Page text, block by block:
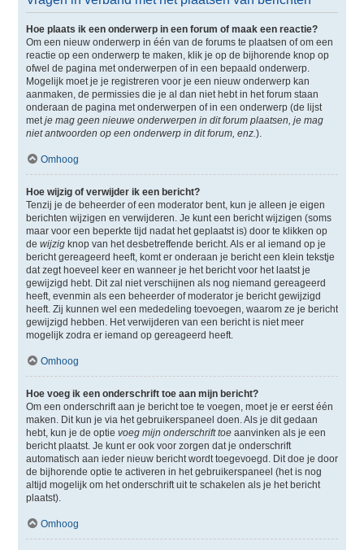
Hoe plaats ik een onderwerp in een forum of maak een reactie?
Om een nieuw onderwerp in één van de forums te plaatsen of om een
reactie op een onderwerp te maken, klik je op de bijhorende knop op
ofwel de pagina met onderwerpen of in een bepaald onderwerp.
Mogelijk moet je je registreren voor je een nieuw onderwerp kan
aanmaken, de permissies die je al dan niet hebt in het forum staan
onderaan de pagina met onderwerpen of in een onderwerp (de lijst
metje mag geen nieuwe onderwerpen in dit forum plaatsen, je mag
niet antwoorden op een onderwerp in dit forum, enz.).
Omhoog
Hoe wijzig of verwijder ik een bericht?
Tenzij je de beheerder of een moderator bent, kun je alleen je eigen
berichten wijzigen en verwijderen. Je kunt een bericht wijzigen (soms
maar voor een beperkte tijd nadat het geplaatst is) door te klikken op
de wijzigknop van het desbetreffende bericht. Als er al iemand op je
bericht gereageerd heeft, komt er onderaan je bericht een klein tekstje
dat zegt hoeveel keer en wanneer je het bericht voor het laatst je
gewijzigd hebt. Dit zal niet verschijnen als nog niemand gereageerd
heeft, evenmin als een beheerder of moderator je bericht gewijzigd
heeft. Zij kunnen wel een mededeling toevoegen, waarom ze je bericht
gewijzigd hebben. Het verwijderen van een bericht is niet meer
mogelijk zodra er iemand op gereageerd heeft.
Omhoog
Hoe voeg ik een onderschrift toe aan mijn bericht?
Om een onderschrift aan je bericht toe te voegen, moet je er eerst één
maken. Dit kun je via het gebruikerspaneel doen. Als je dit gedaan
hebt, kun je de optie voeg mijn onderschrift toeaanvinken als je een
bericht plaatst. Je kunt er ook voor zorgen dat je onderschrift
automatisch aan ieder nieuw bericht wordt toegevoegd. Dit doe je door
de bijhorende optie te activeren in het gebruikerspaneel (het is nog
altijd mogelijk om het onderschrift uit te schakelen als je het bericht
plaatst).
Omhoog